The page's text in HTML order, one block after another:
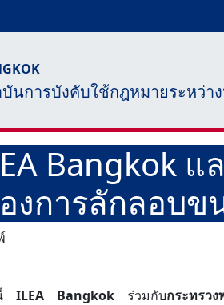
นการบังคับใช้กฎหมายระหว่า
Bangkok แ
องการลักลอบ
ILEA Bangkok ร่วมกับกระทรว